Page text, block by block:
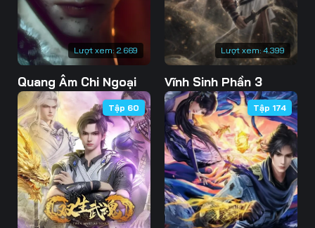
58 60
61 63
64 66
67 68 69
70 71 72
73 75
76 77 78
Lượt xem: 2.669
Quang Âm Chi Ngoại
Lượt xem: 4.399
Vĩnh Sinh Phần 3
Tập 60 Tập 174